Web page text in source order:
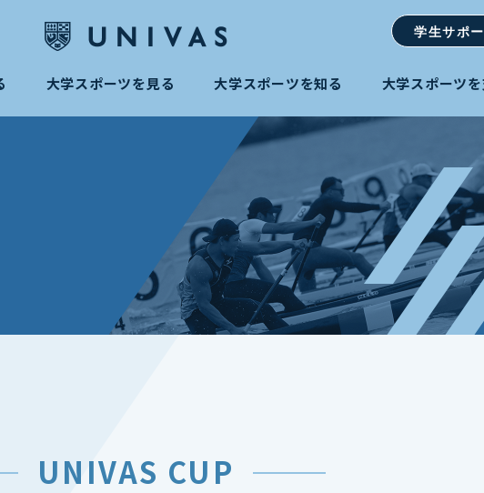
学生サポ
大学スポーツを見る 大学スポーツを知る 大学スポーツ
UNIVAS CUP